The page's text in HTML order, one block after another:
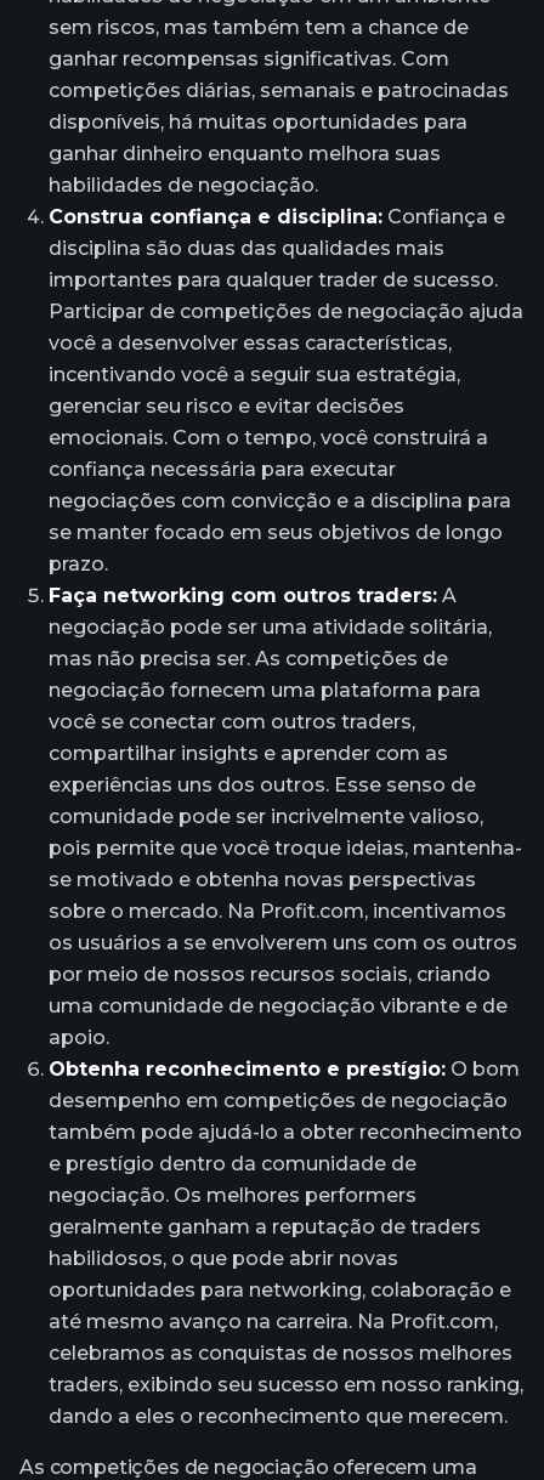
sem riscos, mas também tem a chance de
ganhar recompensas significativas. Com
competições diárias, semanais e patrocinadas
disponíveis, há muitas oportunidades para
ganhar dinheiro enquanto melhora suas
habilidades de negociação.
Construa confiança e disciplina: Confiança e
disciplina são duas das qualidades mais
importantes para qualquer trader de sucesso.
Participar de competições de negociação ajuda
você a desenvolver essas características,
incentivando você a seguir sua estratégia,
gerenciar seu risco e evitar decisões
emocionais. Com o tempo, você construirá a
confiança necessária para executar
negociações com convicção e a disciplina para
se manter focado em seus objetivos de longo
prazo.
Faça networking com outros traders: A
negociação pode ser uma atividade solitária,
mas não precisa ser. As competições de
negociação fornecem uma plataforma para
você se conectar com outros traders,
compartilhar insights e aprender com as
experiências uns dos outros. Esse senso de
comunidade pode ser incrivelmente valioso,
pois permite que você troque ideias, mantenha-
se motivado e obtenha novas perspectivas
sobre o mercado. Na Profit.com, incentivamos
os usuários a se envolverem uns com os outros
por meio de nossos recursos sociais, criando
uma comunidade de negociação vibrante e de
apoio.
Obtenha reconhecimento e prestígio: O bom
desempenho em competições de negociação
também pode ajudá-lo a obter reconhecimento
e prestígio dentro da comunidade de
negociação. Os melhores performers
geralmente ganham a reputação de traders
habilidosos, o que pode abrir novas
oportunidades para networking, colaboração e
até mesmo avanço na carreira. Na Profit.com,
celebramos as conquistas de nossos melhores
traders, exibindo seu sucesso em nosso ranking,
dando a eles o reconhecimento que merecem.
As competições de negociação oferecem uma